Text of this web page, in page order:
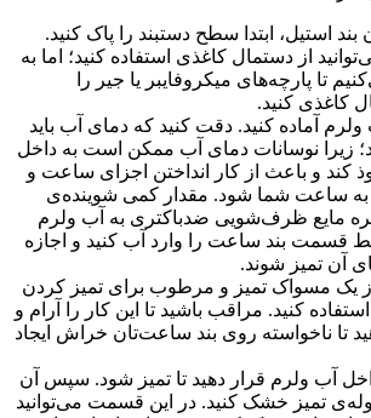
بند استیل، ابتدا سطح دستبند را پاک کنید.
از دستمال کاغذی استفاده کنید؛ اما به
تا پارچه‌های میکروفایبر یا جیر را
کاغذی کنید.
آماده کنید. دقت کنید که دمای آب باید
زیرا نوسانات دمای آب ممکن است به داخل
کند و باعث از کار انداختن اجزای ساعت و
به ساعت شما شود. مقدار کمی شوینده‌ی
مایع ظرف‌شویی ضدباکتری به آب ولرم
قسمت بند ساعت را وارد آب کنید و اجازه
آن تمیز شوند.
یک مسواک تمیز و مرطوب برای تمیز کردن
کنید. مراقب باشید تا این کار را آرام و
تا ناخواسته روی بند ساعت‌تان خراش ایجاد
آب ولرم قرار دهید تا تمیز شود. سپس آن
تمیز خشک کنید. در این قسمت می‌توانید